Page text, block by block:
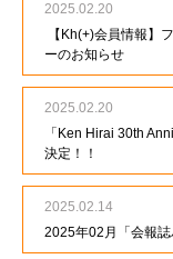
2025.02.20
【Kh(+)会員情報】
ーのお知らせ
2025.02.20
「Ken Hirai 30th
決定！！
2025.02.14
2025年02月「会報